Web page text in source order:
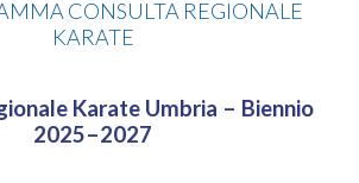
CONSULTA REGIONALE
KARATE
Karate Umbria – Biennio
2025–2027